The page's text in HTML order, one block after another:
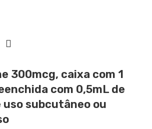
300mcg, caixa com 1
com 0,5mL de
uso subcutâneo ou